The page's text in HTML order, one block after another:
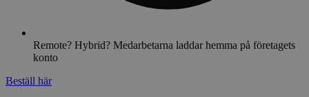
Remote? Hybrid? Medarbetarna laddar hemma på företagets
konto
Beställ här